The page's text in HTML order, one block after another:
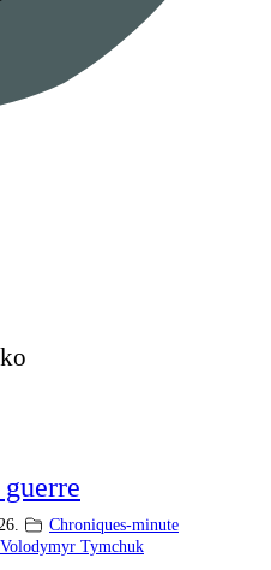
Chroniques-minute
Volodymyr Tymchuk